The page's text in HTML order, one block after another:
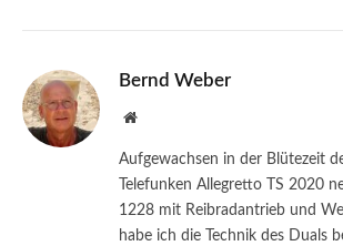
Bernd Weber
Website
Aufgewachsen in der Blütezeit
Telefunken Allegretto TS 2020
1228 mit Reibradantrieb und
habe ich die Technik des Duals